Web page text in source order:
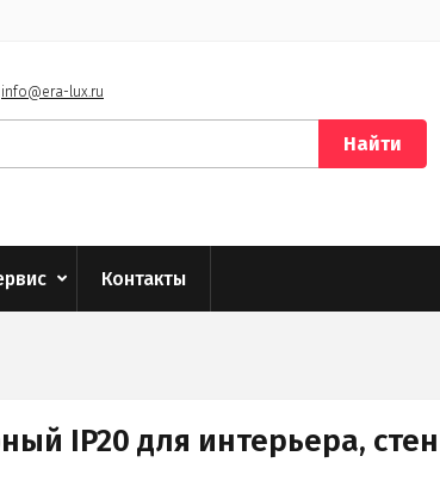
info@era-lux.ru
Найти
Контакты
IP20 для интерьера, стен